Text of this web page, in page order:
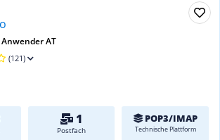
AT
(121)
1
Postfach
POP3/IMAP
Technische Plattform